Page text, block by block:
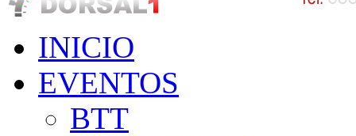
INICIO
EVENTOS
BTT